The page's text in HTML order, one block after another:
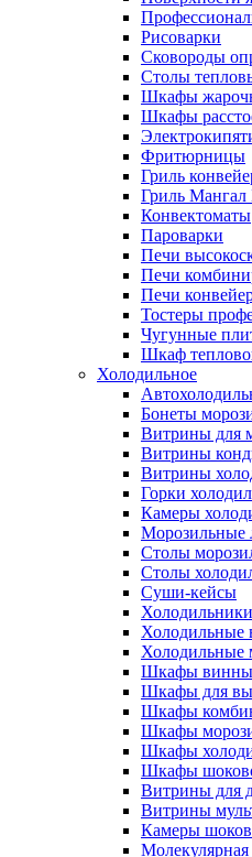
Рисоварки
Сковороды
Столы
Шкафы
Шкафы
Фритюрницы
Гриль
Гриль Мангал
Конвектоматы
Пароварки
Печи
Печи
Печи
Тостеры
Чугунные
Шкаф
Холодильное
Бонеты
Витрины для
Витрины
Витрины
Горки
Камеры
Морозильные
Столы
Столы
Суши-кейсы
Холодильные
Холодильные
Шкафы
Шкафы для
Шкафы
Шкафы
Шкафы
Шкафы
Витрины для
Витрины
Камеры
Молекулярная